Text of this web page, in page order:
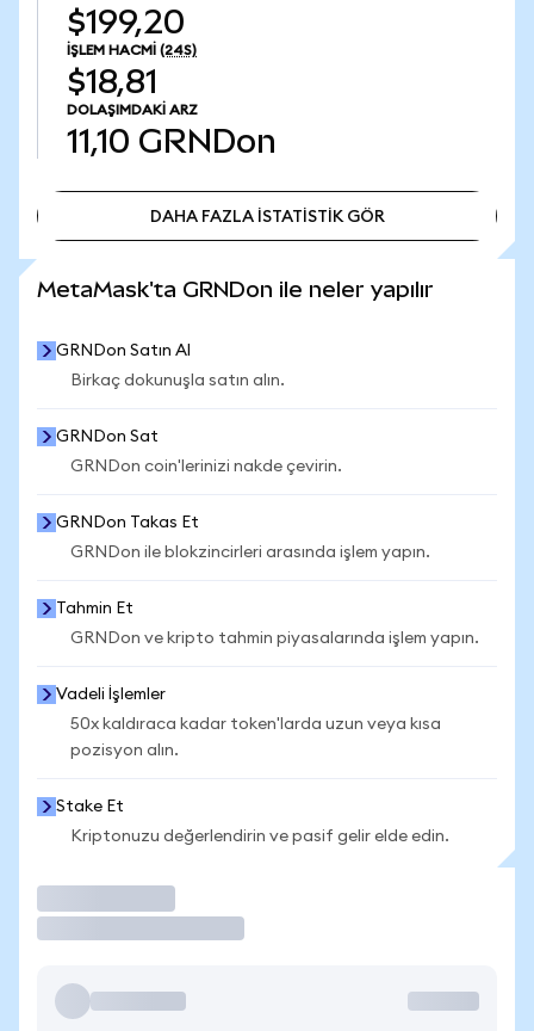
$199,20
İŞLEM HACMI (24S)
$18,81
DOLAŞIMDAKI ARZ
11,10 GRNDon
DAHA FAZLA İSTATİSTİK GÖR
MetaMask'ta GRNDon ile neler yapılır
GRNDon Satın Al
Birkaç dokunuşla satın alın.
GRNDon Sat
GRNDon coin'lerinizi nakde çevirin.
GRNDon Takas Et
GRNDon ile blokzincirleri arasında işlem yapın.
Tahmin Et
GRNDon ve kripto tahmin piyasalarında işlem yapın.
Vadeli İşlemler
50x kaldıraca kadar token'larda uzun veya kısa
pozisyon alın.
Stake Et
Kriptonuzu değerlendirin ve pasif gelir elde edin.